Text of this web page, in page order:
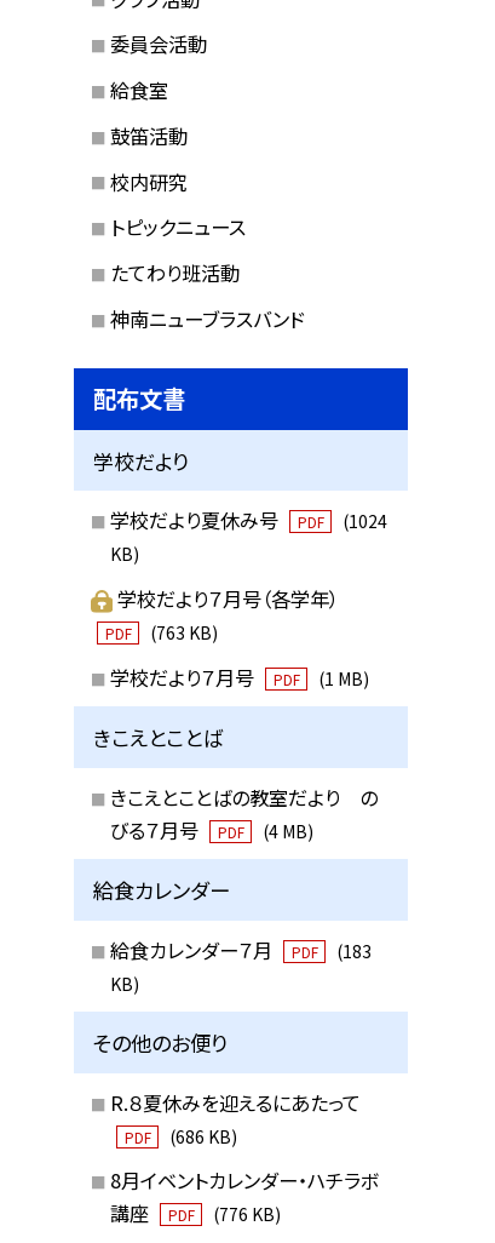
委員会活動
給食室
鼓笛活動
校内研究
トピックニュース
たてわり班活動
神南ニューブラスバンド
配布文書
学校だより
学校だより夏休み号 PDF
(1024
KB)
学校だより７月号（各学年）
PDF (763 KB)
学校だより７月号 PDF (1 MB)
きこえとことば
きこえとことばの教室だより の
びる７月号
PDF (4 MB)
給食カレンダー
給食カレンダー７月 PDF
(183
KB)
その他のお便り
R.８夏休みを迎えるにあたって
PDF (686 KB)
8月イベントカレンダー・ハチラボ
講座
PDF (776 KB)